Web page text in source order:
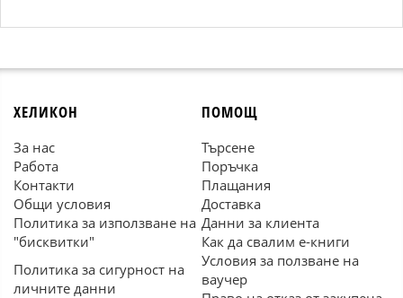
ХЕЛИКОН
За нас
Работа
Контакти
Общи условия
Политика за използване на
"бисквитки"
Политика за сигурност на
личните данни
ПОМОЩ
Търсене
Поръчка
Плащания
Доставка
Данни за клиента
Как да свалим е-книги
Условия за ползване на
ваучер